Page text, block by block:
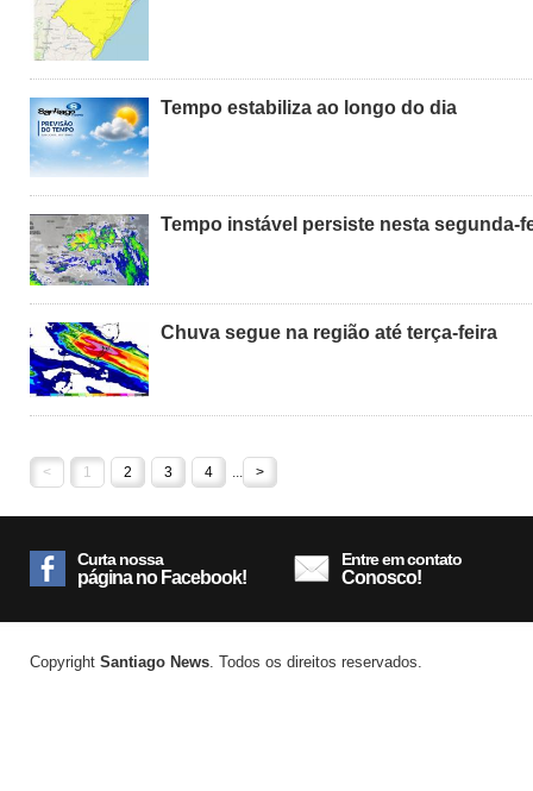
Tempo estabiliza ao longo do dia
Tempo instável persiste nesta segunda-
Chuva segue na região até terça-feira
< 1 2 3 4 ... >
Curta nossa
página no Facebook!
Entre em contato
Conosco!
Copyright Santiago News. Todos os direitos reservados.